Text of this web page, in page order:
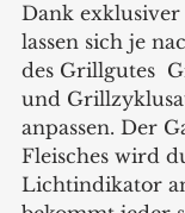
Dank
lassen sich je
des Grillgutes
und
anpassen. Der
Fleisches wird
Lichtindikator